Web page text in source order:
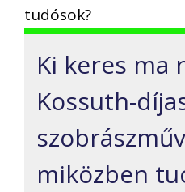
tudósok?
Ki keres ma
Kossuth-
miközben